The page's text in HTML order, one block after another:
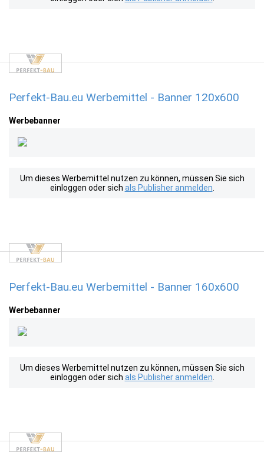
Perfekt-Bau.eu Werbemittel - Banner 120x600
Werbebanner
Um dieses Werbemittel nutzen zu können, müssen Sie sich
einloggen oder sich als Publisher anmelden
Perfekt-Bau.eu Werbemittel - Banner 160x600
Werbebanner
Um dieses Werbemittel nutzen zu können, müssen Sie sich
einloggen oder sich als Publisher anmelden